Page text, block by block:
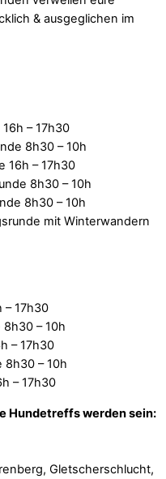
& ausgeglichen im
– 17h30
8h30 – 10h
16h – 17h30
8h30 – 10h
8h30 – 10h
mit Winterwandern
– 17h30
– 10h
– 17h30
8h30 – 10h
– 17h30
Hundetreffs werden sein:
Gletscherschlucht,